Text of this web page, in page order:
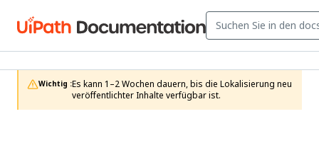
Wichtig :Es kann 1–2 Wochen dauern, bis die Lokalisierung neu
veröffentlichter Inhalte verfügbar ist.